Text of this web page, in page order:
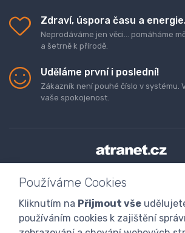
Zdraví, úspora času a
Neprodáváme jen věci... pomáháme
a šetrně k přírodě.
Uděláme první i poslední!
Zákazník není pouhé číslo v systému.
vaše spokojenost.
Doprava a platba zboží
Obchodní podmínky
Program digitalizace
Používáme Cookies
Kliknutím na Přijmout vše
používáním cookies k zajištění